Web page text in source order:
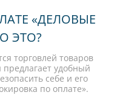
«ДЕЛОВЫЕ
ЭТО?
торговлей товаров
удобный
себе и его
по оплате».